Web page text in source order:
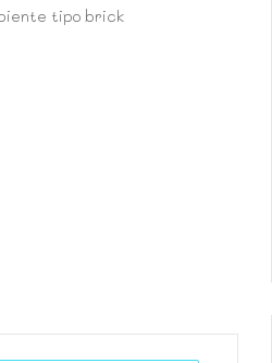
tipo brick